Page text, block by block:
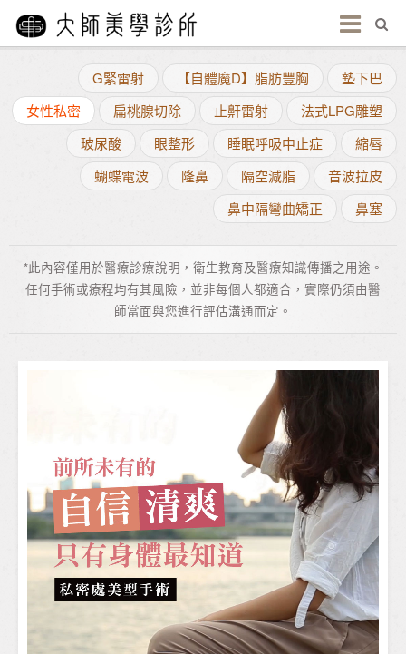
G緊雷射 【自體魔D】脂肪豐胸
墊下巴
女性私密
扁桃腺切除 止鼾雷射
法式LPG雕塑
玻尿酸
眼整形 睡眠呼吸中止症
縮唇
蝴蝶電波
隆鼻 隔空減脂
音波拉皮
鼻中隔彎曲矯正
鼻塞
*此內容僅用於醫療診療說明，衛生教育及醫療知識傳播之用途。
任何手術或療程均有其風險，並非每個人都適合，實際仍須由醫
師當面與您進行評估溝通而定。